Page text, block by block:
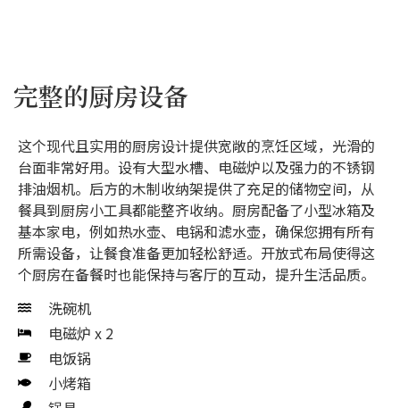
完整的厨房设备
这个现代且实用的厨房设计提供宽敞的烹饪区域，光滑的
台面非常好用。设有大型水槽、电磁炉以及强力的不锈钢
排油烟机。后方的木制收纳架提供了充足的储物空间，从
餐具到厨房小工具都能整齐收纳。厨房配备了小型冰箱及
基本家电，例如热水壶、电锅和滤水壶，确保您拥有所有
所需设备，让餐食准备更加轻松舒适。开放式布局使得这
个厨房在备餐时也能保持与客厅的互动，提升生活品质。
洗碗机
电磁炉 x 2
电饭锅
小烤箱